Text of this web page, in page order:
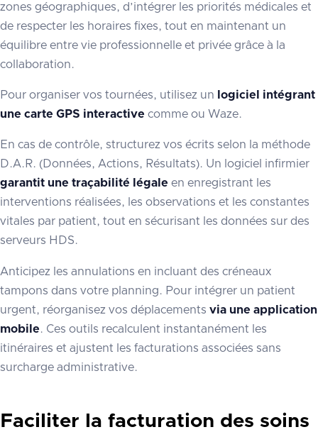
zones géographiques, d’intégrer les priorités médicales et
de respecter les horaires fixes, tout en maintenant un
équilibre entre vie professionnelle et privée grâce à la
collaboration.
Pour organiser vos tournées, utilisez un
logiciel intégrant
une carte GPS interactive comme ou Waze.
En cas de contrôle, structurez vos écrits selon la méthode
D.A.R. (Données, Actions, Résultats). Un logiciel infirmier
garantit une traçabilité légale en enregistrant les
interventions réalisées, les observations et les constantes
vitales par patient, tout en sécurisant les données sur des
serveurs HDS.
Anticipez les annulations en incluant des créneaux
tampons dans votre planning. Pour intégrer un patient
urgent, réorganisez vos déplacements via une application
mobile. Ces outils recalculent instantanément les
itinéraires et ajustent les facturations associées sans
surcharge administrative.
Faciliter la facturation des soins